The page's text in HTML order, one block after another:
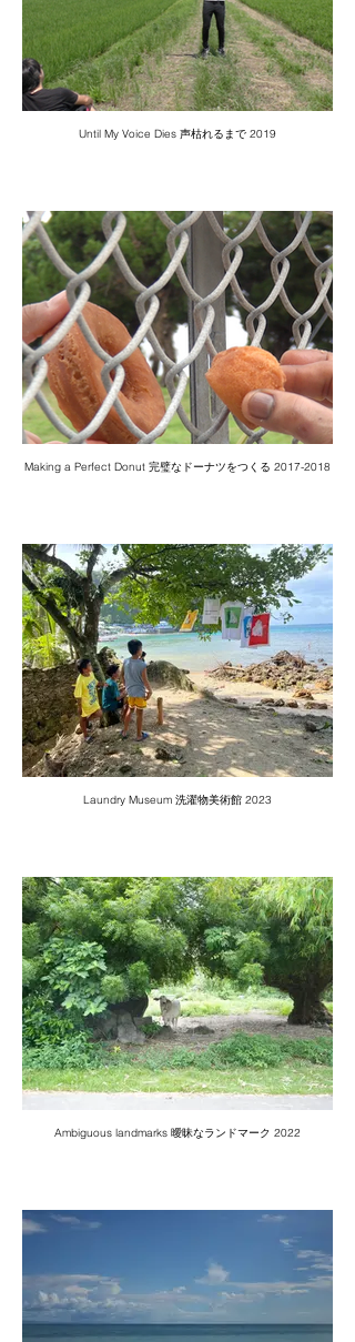
Until My Voice Dies 声枯れるまで 2019
Making a Perfect Donut 完璧なドーナツをつくる 2017-2018
Laundry Museum 洗濯物美術館 2023
Ambiguous landmarks 曖昧なランドマーク 2022